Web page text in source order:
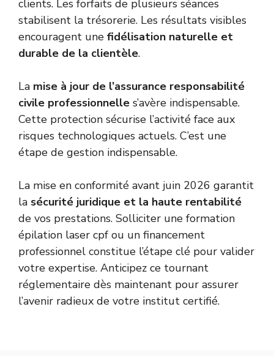
clients. Les forfaits de plusieurs séances
stabilisent la trésorerie. Les résultats visibles
encouragent une fidélisation naturelle et
durable de la clientèle.
La mise à jour de l’assurance responsabilité
civile professionnelle s’avère indispensable.
Cette protection sécurise l’activité face aux
risques technologiques actuels. C’est une
étape de gestion indispensable.
La mise en conformité avant juin 2026 garantit
la sécurité juridique et la haute rentabilité
de vos prestations. Solliciter une formation
épilation laser cpf ou un financement
professionnel constitue l’étape clé pour valider
votre expertise. Anticipez ce tournant
réglementaire dès maintenant pour assurer
l’avenir radieux de votre institut certifié.